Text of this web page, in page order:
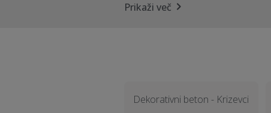
Prikaži več
Dekorativni beton - Krizevci